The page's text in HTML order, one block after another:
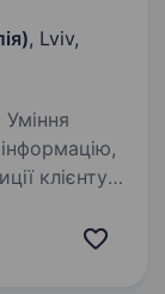
, Lviv,